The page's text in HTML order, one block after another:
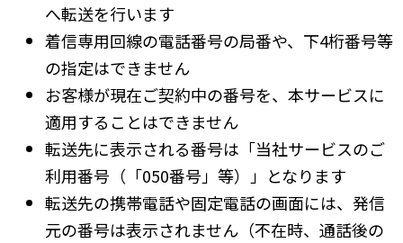
へ転送を行います
着信専用回線の電話番号の局番や、下4桁番号等
の指定はできません
お客様が現在ご契約中の番号を、本サービスに
適用することはできません
転送先に表示される番号は「当社サービスのご
利用番号（「050番号」等）」となります
転送先の携帯電話や固定電話の画面には、発信
元の番号は表示されません（不在時、通話後の